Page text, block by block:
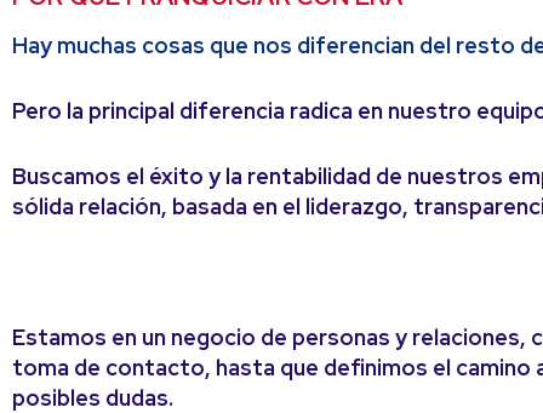
Hay muchas cosas que nos diferencian del resto
Pero la principal diferencia radica en nuestro
Buscamos el éxito y la rentabilidad de nuestros
sólida relación, basada en el liderazgo,
Estamos en un negocio de personas y relaciones,
toma de contacto, hasta que definimos el
posibles dudas.